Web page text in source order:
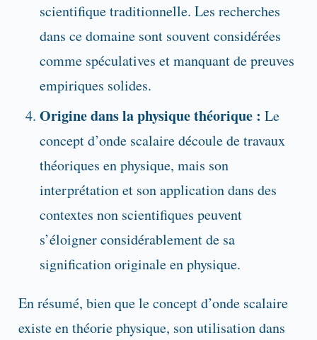
scientifique traditionnelle. Les recherches
dans ce domaine sont souvent considérées
comme spéculatives et manquant de preuves
empiriques solides.
Origine dans la physique théorique : Le
concept d’onde scalaire découle de travaux
théoriques en physique, mais son
interprétation et son application dans des
contextes non scientifiques peuvent
s’éloigner considérablement de sa
signification originale en physique.
En résumé, bien que le concept d’onde scalaire
existe en théorie physique, son utilisation dans